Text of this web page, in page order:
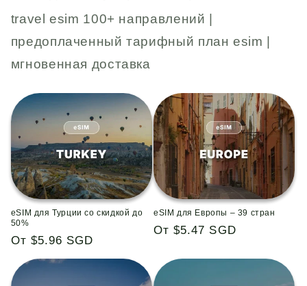
travel esim 100+ направлений |
предоплаченный тарифный план esim |
мгновенная доставка
eSIM для Турции со скидкой до
50%
Обычная
цена
От $5.96 SGD
eSIM для Европы – 39 стран
Обычная
От $5.47 SGD